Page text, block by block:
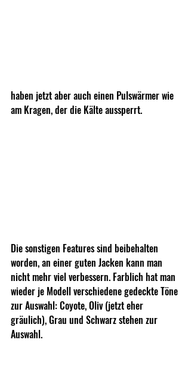
haben jetzt aber auch einen Pulswärmer wie
am Kragen, der die Kälte aussperrt.
Die sonstigen Features sind beibehalten
worden, an einer guten Jacken kann man
nicht mehr viel verbessern. Farblich hat man
wieder je Modell verschiedene gedeckte Töne
zur Auswahl: Coyote, Oliv (jetzt eher
gräulich), Grau und Schwarz stehen zur
Auswahl.